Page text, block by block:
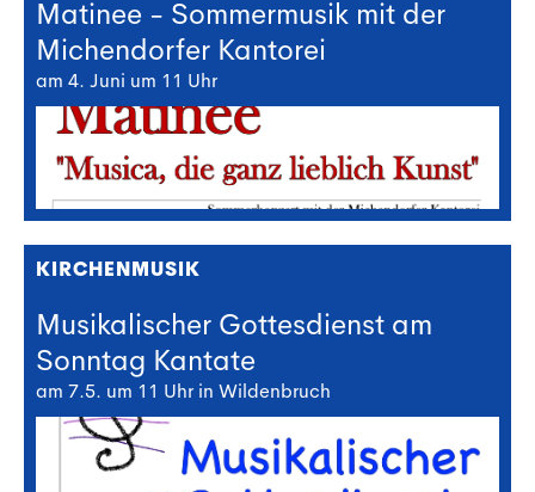
Matinee - Sommermusik mit der
Michendorfer Kantorei
am 4. Juni um 11 Uhr
KIRCHENMUSIK
Musikalischer Gottesdienst am
Sonntag Kantate
am 7.5. um 11 Uhr in Wildenbruch